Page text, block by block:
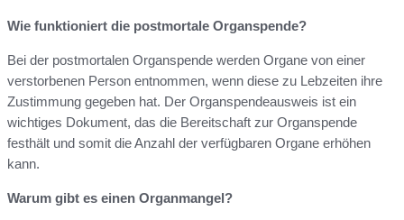
Wie funktioniert die postmortale Organspende?
Bei der postmortalen Organspende werden Organe von einer
verstorbenen Person entnommen, wenn diese zu Lebzeiten ihre
Zustimmung gegeben hat. Der Organspendeausweis ist ein
wichtiges Dokument, das die Bereitschaft zur Organspende
festhält und somit die Anzahl der verfügbaren Organe erhöhen
kann.
Warum gibt es einen Organmangel?